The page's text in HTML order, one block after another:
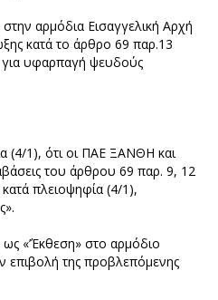
αρμόδια Εισαγγελική Αρχή
κατά το άρθρο 69 παρ.13
υφαρπαγή ψευδούς
(4/1), ότι οι ΠΑΕ ΞΑΝΘΗ και
του άρθρου 69 παρ. 9, 12
πλειοψηφία (4/1),
«’Έκθεση» στο αρμόδιο
επιβολή της προβλεπόμενης